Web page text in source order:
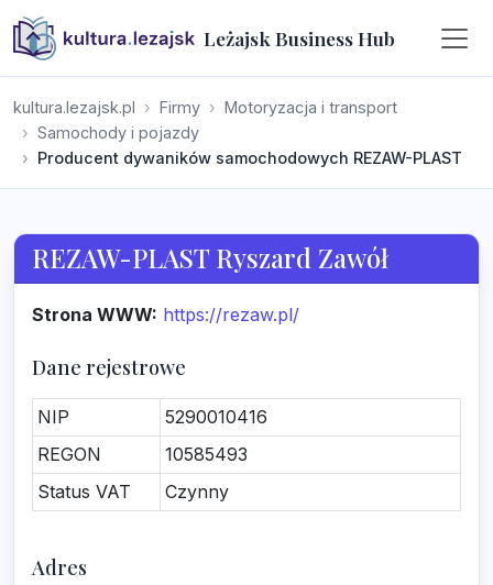
Leżajsk Business Hub
kultura.lezajsk.pl Firmy
Motoryzacja i transport
Samochody i pojazdy
Producent dywaników samochodowych REZAW-PLAST
REZAW-PLAST Ryszard Zawół
Strona WWW: https://rezaw.pl/
Dane rejestrowe
NIP
5290010416
REGON
10585493
Status VAT
Czynny
Adres